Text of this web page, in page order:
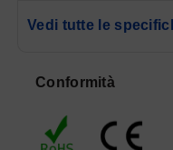
Vedi tutte le
Conformità